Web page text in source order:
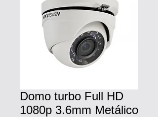
Domo turbo Full HD
1080p 3.6mm Metálico